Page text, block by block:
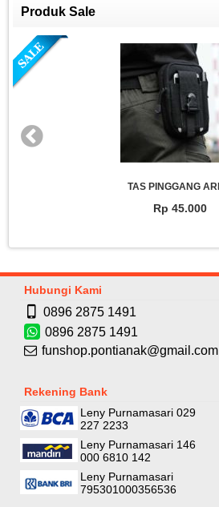
Produk Sale
Hubungi Kami
0896 2875 1491
0896 2875 1491
funshop.pontianak@gmail.com
Rekening Bank
Leny Purnamasari 029
227 2233
Leny Purnamasari 146
000 6810 142
Leny Purnamasari
795301000356536